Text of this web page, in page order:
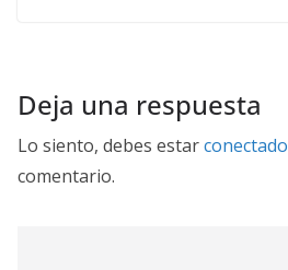
Deja una respuesta
Lo siento, debes estarconectado
comentario.